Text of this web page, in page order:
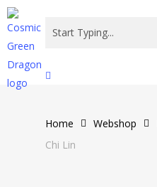
Skip
to
main
content
Close
Home Webshop
Chi Lin